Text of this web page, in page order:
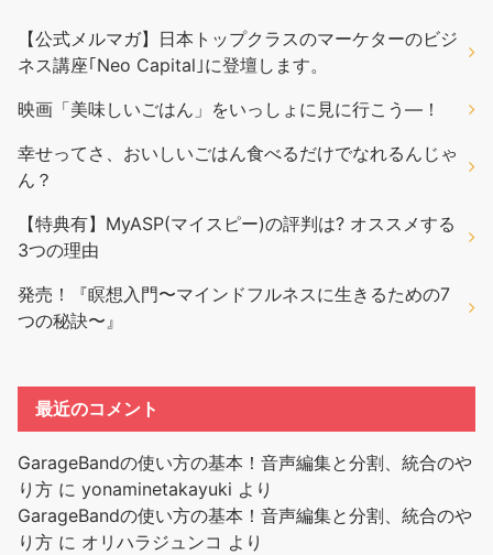
【公式メルマガ】日本トップクラスのマーケターのビジ
ネス講座｢Neo Capital｣に登壇します。
映画「美味しいごはん」をいっしょに見に行こう―！
幸せってさ、おいしいごはん食べるだけでなれるんじゃ
ん？
【特典有】MyASP(マイスピー)の評判は? オススメする
3つの理由
発売！『瞑想入門〜マインドフルネスに生きるための7
つの秘訣〜』
最近のコメント
GarageBandの使い方の基本！音声編集と分割、統合のや
り方 に yonaminetakayuki より
GarageBandの使い方の基本！音声編集と分割、統合のや
り方 に オリハラジュンコ より